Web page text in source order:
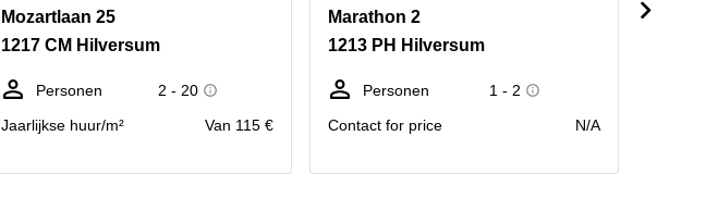
Mozartlaan 25
1217 CM Hilversum
Personen
2 - 20
Jaarlijkse huur/m²
Van 115 €
Marathon 2
1213 PH Hilversum
Personen
1 - 2
Contact for price
N/A